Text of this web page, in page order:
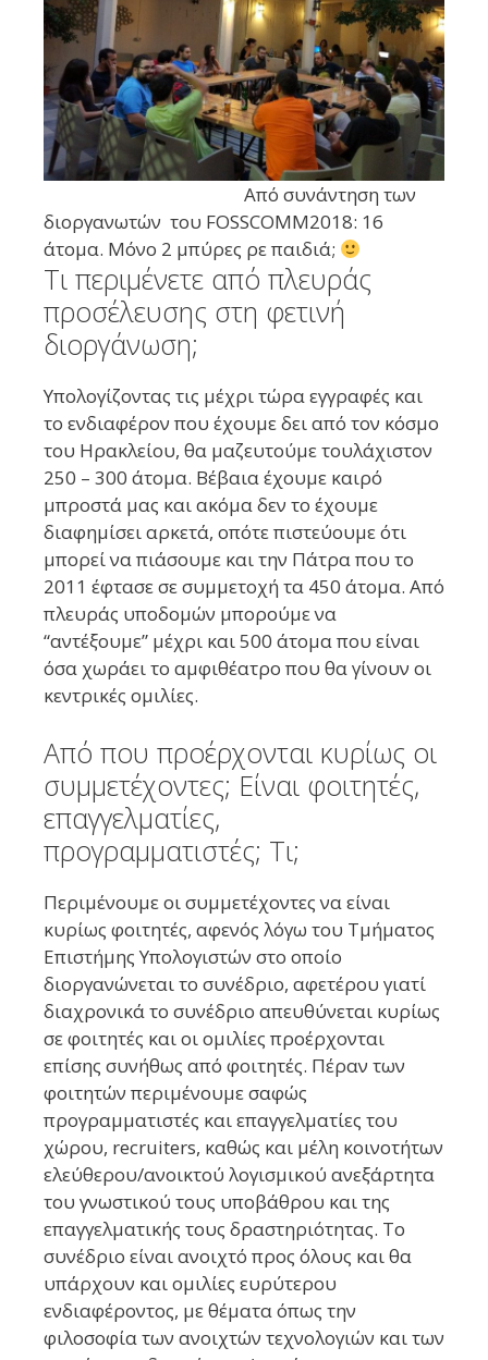
Από συνάντηση των
διοργανωτών του FOSSCOMM2018: 16
άτομα. Μόνο 2 μπύρες ρε παιδιά;
Τι περιμένετε από πλευράς
προσέλευσης στη φετινή
διοργάνωση;
Υπολογίζοντας τις μέχρι τώρα εγγραφές και
το ενδιαφέρον που έχουμε δει από τον κόσμο
του Ηρακλείου, θα μαζευτούμε τουλάχιστον
250 – 300 άτομα. Βέβαια έχουμε καιρό
μπροστά μας και ακόμα δεν το έχουμε
διαφημίσει αρκετά, οπότε πιστεύουμε ότι
μπορεί να πιάσουμε και την Πάτρα που το
2011 έφτασε σε συμμετοχή τα 450 άτομα. Από
πλευράς υποδομών μπορούμε να
“αντέξουμε” μέχρι και 500 άτομα που είναι
όσα χωράει το αμφιθέατρο που θα γίνουν οι
κεντρικές ομιλίες.
Από που προέρχονται κυρίως οι
συμμετέχοντες; Είναι φοιτητές,
επαγγελματίες,
προγραμματιστές; Τι;
Περιμένουμε οι συμμετέχοντες να είναι
κυρίως φοιτητές, αφενός λόγω του Τμήματος
Επιστήμης Υπολογιστών στο οποίο
διοργανώνεται το συνέδριο, αφετέρου γιατί
διαχρονικά το συνέδριο απευθύνεται κυρίως
σε φοιτητές και οι ομιλίες προέρχονται
επίσης συνήθως από φοιτητές. Πέραν των
φοιτητών περιμένουμε σαφώς
προγραμματιστές και επαγγελματίες του
χώρου, recruiters, καθώς και μέλη κοινοτήτων
ελεύθερου/ανοικτού λογισμικού ανεξάρτητα
του γνωστικού τους υποβάθρου και της
επαγγελματικής τους δραστηριότητας. Το
συνέδριο είναι ανοιχτό προς όλους και θα
υπάρχουν και ομιλίες ευρύτερου
ενδιαφέροντος, με θέματα όπως την
φιλοσοφία των ανοιχτών τεχνολογιών και των